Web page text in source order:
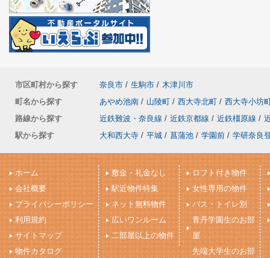
市区町村から探す 奈良市 / 生駒市 / 木津川市
町名から探す
あやめ池南 / 山陵町 / 西大寺北町 / 西大寺小坊
路線から探す
近鉄難波・奈良線 / 近鉄京都線 / 近鉄橿原線 /
駅から探す
大和西大寺 / 平城 / 菖蒲池 / 学園前 / 学研奈良
ホーム
会社概要
プライバシーポリシー
利用規約
サイトマップ
物件カタログ
敷金・礼金なし
駅近物件特集
ネット無料物件
広いワンルーム
二部屋以上の物件
ロフト付き物件
女性専用の物件
バス・トイレ別
青丹学園生のお部
屋
先端大学生のお部